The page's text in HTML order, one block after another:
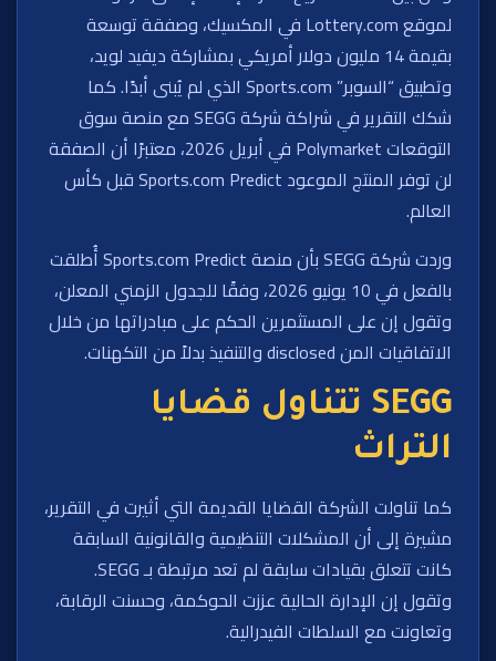
لموقع Lottery.com في المكسيك، وصفقة توسعة
بقيمة 14 مليون دولار أمريكي بمشاركة ديفيد لويد،
وتطبيق “السوبر” Sports.com الذي لم يُبنى أبدًا. كما
شكك التقرير في شراكة شركة SEGG مع منصة سوق
التوقعات Polymarket في أبريل 2026، معتبرًا أن الصفقة
لن توفر المنتج الموعود Sports.com Predict قبل كأس
العالم.
وردت شركة SEGG بأن منصة Sports.com Predict أُطلقت
بالفعل في 10 يونيو 2026، وفقًا للجدول الزمني المعلن،
وتقول إن على المستثمرين الحكم على مبادراتها من خلال
الاتفاقيات المن disclosed والتنفيذ بدلاً من التكهنات.
SEGG تتناول قضايا
التراث
كما تناولت الشركة القضايا القديمة التي أثيرت في التقرير،
مشيرة إلى أن المشكلات التنظيمية والقانونية السابقة
كانت تتعلق بقيادات سابقة لم تعد مرتبطة بـ SEGG.
وتقول إن الإدارة الحالية عززت الحوكمة، وحسنت الرقابة،
وتعاونت مع السلطات الفيدرالية.